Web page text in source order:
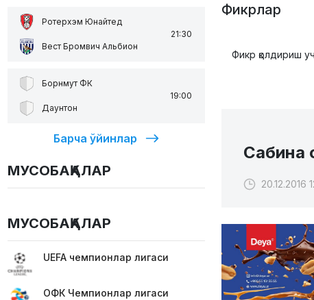
Ротерхэм Юнайтед
Вест Бромвич Альбион
21:30
Борнмут ФК
Даунтон
19:00
Барча ўйинлар
МУСОБАҚАЛАР
МУСОБАҚАЛАР
UEFA чемпионлар лигаси
ОФК Чемпионлар лигаси
Фикрлар
Фикр қолдириш
Cабина
20.12.2016